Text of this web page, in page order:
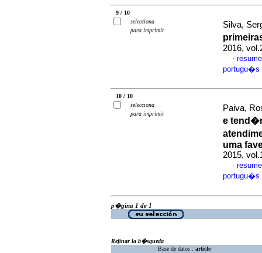
9 / 10
selecciona
para imprimir
Silva,
2016,
·
portugu�s
10 / 10
selecciona
para imprimir
Paiva,
e
uma
2015,
·
portugu�s
p�gina 1 de 1
Refinar la b�squeda
Base de datos : article